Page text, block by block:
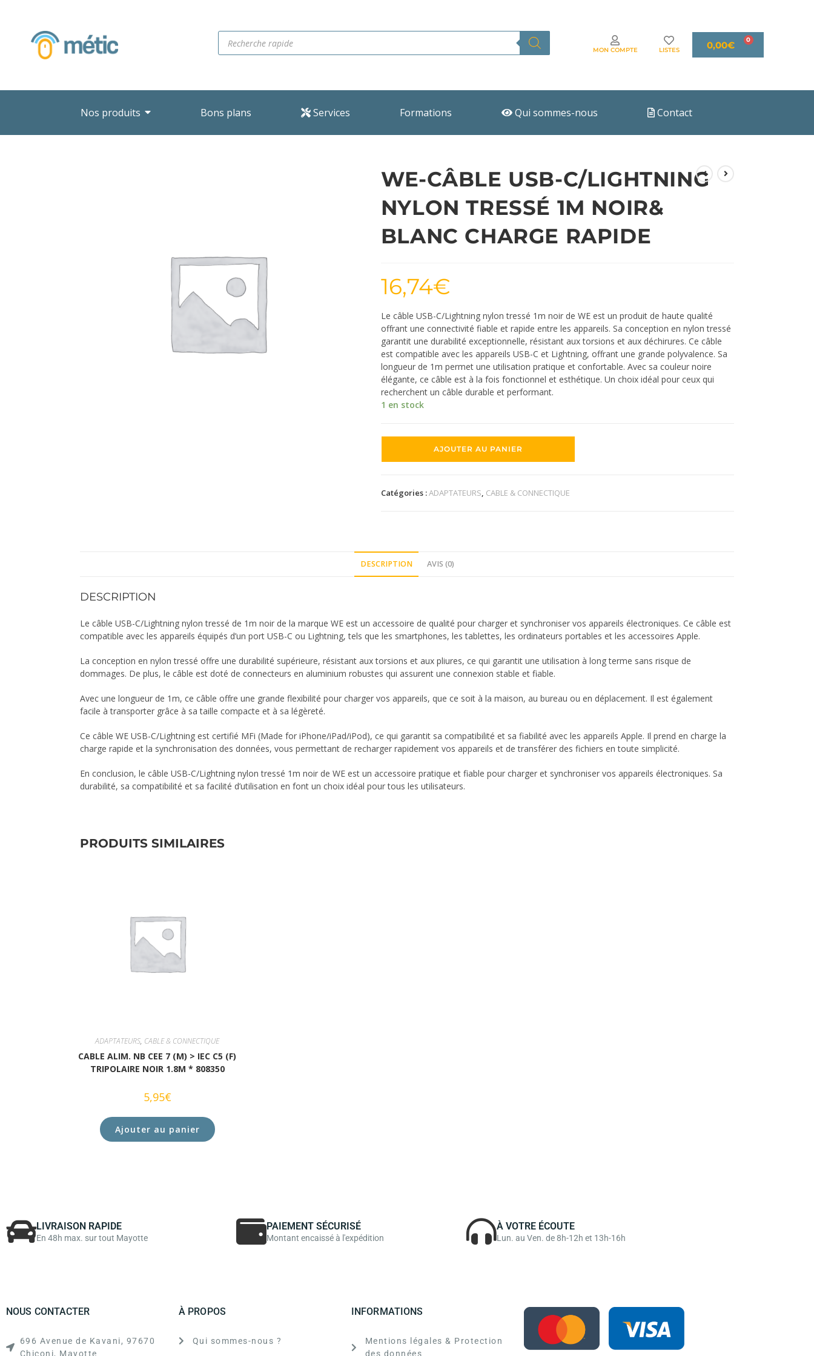
MON COMPTE LISTES 0,00€
Nos produits Bons plans Services Formations Qui sommes-nous Contact
WE-CÂBLE USB-C/LIGHTNING
NYLON TRESSÉ 1M NOIR&
BLANC CHARGE RAPIDE
16,74€
Le câble USB-C/Lightning nylon tressé 1m noir de WE est un produit de haute qualité
offrant une connectivité fiable et rapide entre les appareils. Sa conception en nylon tressé
garantit une durabilité exceptionnelle, résistant aux torsions et aux déchirures. Ce câble
est compatible avec les appareils USB-C et Lightning, offrant une grande polyvalence. Sa
longueur de 1m permet une utilisation pratique et confortable. Avec sa couleur noire
élégante, ce câble est à la fois fonctionnel et esthétique. Un choix idéal pour ceux qui
recherchent un câble durable et performant.
1 en stock
AJOUTER AU PANIER
Catégories :ADAPTATEURS, CABLE & CONNECTIQUE
DESCRIPTION AVIS (0)
DESCRIPTION
Le câble USB-C/Lightning nylon tressé de 1m noir de la marque WE est un accessoire de qualité pour charger et synchroniser vos appareils électroniques. Ce câble est
compatible avec les appareils équipés d’un port USB-C ou Lightning, tels que les smartphones, les tablettes, les ordinateurs portables et les accessoires Apple.
La conception en nylon tressé offre une durabilité supérieure, résistant aux torsions et aux pliures, ce qui garantit une utilisation à long terme sans risque de
dommages. De plus, le câble est doté de connecteurs en aluminium robustes qui assurent une connexion stable et fiable.
Avec une longueur de 1m, ce câble offre une grande flexibilité pour charger vos appareils, que ce soit à la maison, au bureau ou en déplacement. Il est également
facile à transporter grâce à sa taille compacte et à sa légèreté.
Ce câble WE USB-C/Lightning est certifié MFi (Made for iPhone/iPad/iPod), ce qui garantit sa compatibilité et sa fiabilité avec les appareils Apple. Il prend en charge la
charge rapide et la synchronisation des données, vous permettant de recharger rapidement vos appareils et de transférer des fichiers en toute simplicité.
En conclusion, le câble USB-C/Lightning nylon tressé 1m noir de WE est un accessoire pratique et fiable pour charger et synchroniser vos appareils électroniques. Sa
durabilité, sa compatibilité et sa facilité d’utilisation en font un choix idéal pour tous les utilisateurs.
PRODUITS SIMILAIRES
ADAPTATEURS, CABLE & CONNECTIQUE
CABLE ALIM. NB CEE 7 (M) > IEC C5 (F)
TRIPOLAIRE NOIR 1.8M * 808350
5,95€
Ajouter au panier
LIVRAISON RAPIDE
En 48h max. sur tout Mayotte
PAIEMENT SÉCURISÉ
Montant encaissé à l'expédition
À VOTRE ÉCOUTE
Lun. au Ven. de 8h-12h et 13h-16h
NOUS CONTACTER
696 Avenue de Kavani, 97670
Chiconi, Mayotte
À PROPOS
Qui sommes-nous ?
INFORMATIONS
Mentions légales & Protection
des données